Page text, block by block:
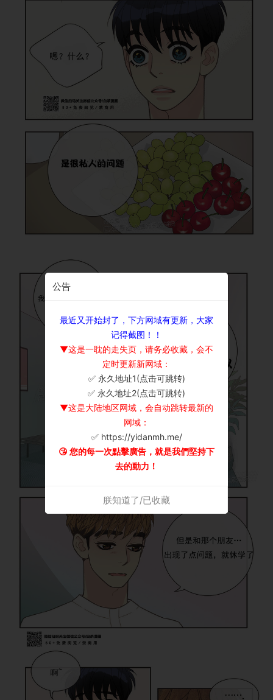
公告
最近又开始封了，下方网域有更新，大家
记得截图！！
▼这是一耽的走失页，请务必收藏，会不
定时更新新网域：
✅ 永久地址1(点击可跳转)
✅ 永久地址2(点击可跳转)
▼这是大陆地区网域，会自动跳转最新的
网域：
✅ https://yidanmh.me/
😘 您的每一次點擊廣告，就是我們堅持下
去的動力！
朕知道了/已收藏